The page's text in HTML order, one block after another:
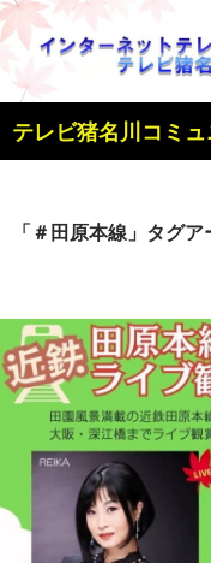
索
ン
キ
ッ
プ
「＃田原本線」タグ